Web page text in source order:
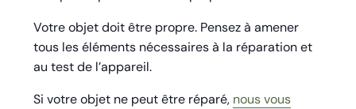
Votre objet doit être propre. Pensez à amener
tous les éléments nécessaires à la réparation et
au test de l’appareil.
Si votre objet ne peut être réparé, nous vous